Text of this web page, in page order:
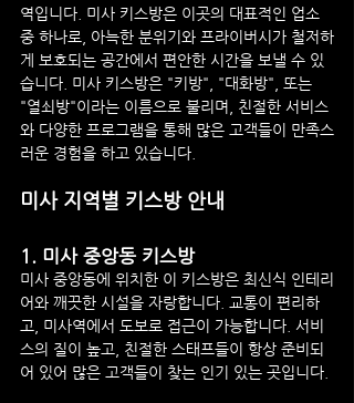
역입니다. 미사 키스방은 이곳의 대표적인 업소
중 하나로, 아늑한 분위기와 프라이버시가 철저하
게 보호되는 공간에서 편안한 시간을 보낼 수 있
습니다. 미사 키스방은 "키방", "대화방", 또는
"열쇠방"이라는 이름으로 불리며, 친절한 서비스
와 다양한 프로그램을 통해 많은 고객들이 만족스
러운 경험을 하고 있습니다.
미사 지역별 키스방 안내
1. 미사 중앙동 키스방
미사 중앙동에 위치한 이 키스방은 최신식 인테리
어와 깨끗한 시설을 자랑합니다. 교통이 편리하
고, 미사역에서 도보로 접근이 가능합니다. 서비
스의 질이 높고, 친절한 스태프들이 항상 준비되
어 있어 많은 고객들이 찾는 인기 있는 곳입니다.